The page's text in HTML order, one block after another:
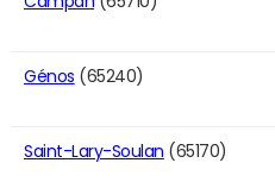
Génos (65240)
Saint-Lary-Soulan (65170)